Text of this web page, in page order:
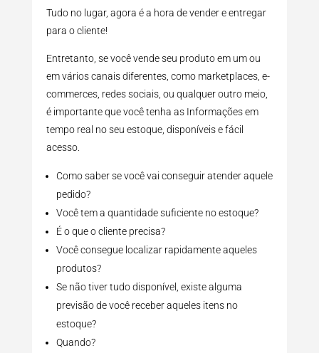
Tudo no lugar, agora é a hora de vender e entregar
para o cliente!
Entretanto, se você vende seu produto em um ou
em vários canais diferentes, como marketplaces, e-
commerces, redes sociais, ou qualquer outro meio,
é importante que você tenha as Informações em
tempo real no seu estoque, disponíveis e fácil
acesso.
Como saber se você vai conseguir atender aquele
pedido?
Você tem a quantidade suficiente no estoque?
É o que o cliente precisa?
Você consegue localizar rapidamente aqueles
produtos?
Se não tiver tudo disponível, existe alguma
previsão de você receber aqueles itens no
estoque?
Quando?